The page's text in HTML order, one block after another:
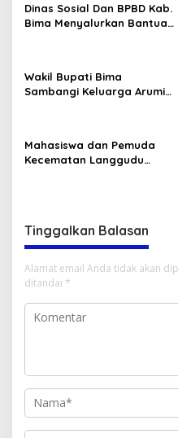
Dinas Sosial Dan BPBD Kab.
Bima Menyalurkan Bantuan
Wakil Bupati Bima
Sambangi Keluarga Arumi
Mahasiswa dan Pemuda
Kecematan Langgudu
Tinggalkan Balasan
Alamat email Anda tidak akan
ditandai *